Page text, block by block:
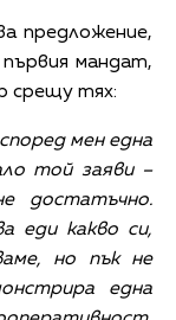
предложение,
мандат,
срещу тях:
мен една
той заяви –
достатъчно.
еди какво си,
но пък не
една